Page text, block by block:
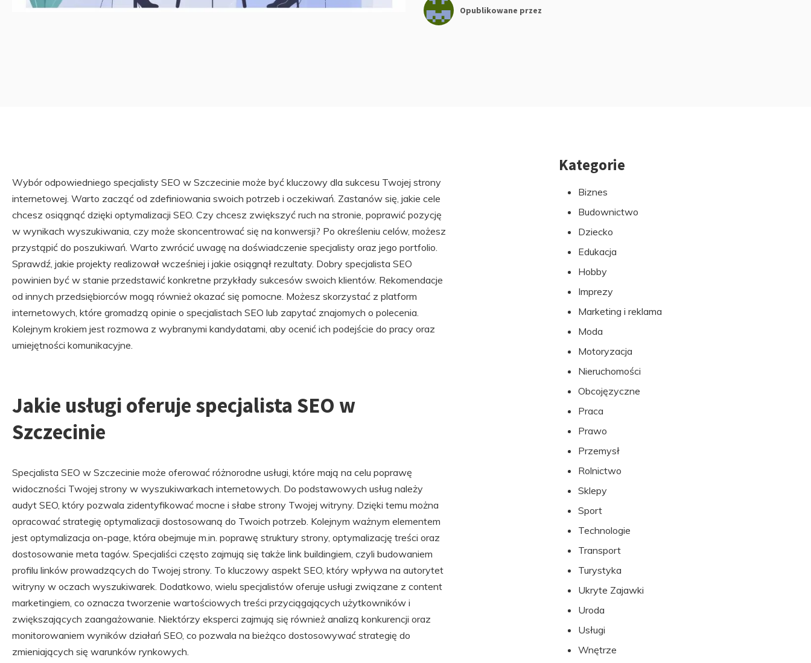
Opublikowane przez
Wybór odpowiedniego specjalisty SEO w Szczecinie może być kluczowy dla sukcesu Twojej strony
internetowej. Warto zacząć od zdefiniowania swoich potrzeb i oczekiwań. Zastanów się, jakie cele
chcesz osiągnąć dzięki optymalizacji SEO. Czy chcesz zwiększyć ruch na stronie, poprawić pozycję
w wynikach wyszukiwania, czy może skoncentrować się na konwersji? Po określeniu celów, możesz
przystąpić do poszukiwań. Warto zwrócić uwagę na doświadczenie specjalisty oraz jego portfolio.
Sprawdź, jakie projekty realizował wcześniej i jakie osiągnął rezultaty. Dobry specjalista SEO
powinien być w stanie przedstawić konkretne przykłady sukcesów swoich klientów. Rekomendacje
od innych przedsiębiorców mogą również okazać się pomocne. Możesz skorzystać z platform
internetowych, które gromadzą opinie o specjalistach SEO lub zapytać znajomych o polecenia.
Kolejnym krokiem jest rozmowa z wybranymi kandydatami, aby ocenić ich podejście do pracy oraz
umiejętności komunikacyjne.
Jakie usługi oferuje specjalista SEO w
Szczecinie
Specjalista SEO w Szczecinie może oferować różnorodne usługi, które mają na celu poprawę
widoczności Twojej strony w wyszukiwarkach internetowych. Do podstawowych usług należy
audyt SEO, który pozwala zidentyfikować mocne i słabe strony Twojej witryny. Dzięki temu można
opracować strategię optymalizacji dostosowaną do Twoich potrzeb. Kolejnym ważnym elementem
jest optymalizacja on-page, która obejmuje m.in. poprawę struktury strony, optymalizację treści oraz
dostosowanie meta tagów. Specjaliści często zajmują się także link buildingiem, czyli budowaniem
profilu linków prowadzących do Twojej strony. To kluczowy aspekt SEO, który wpływa na autorytet
witryny w oczach wyszukiwarek. Dodatkowo, wielu specjalistów oferuje usługi związane z content
marketingiem, co oznacza tworzenie wartościowych treści przyciągających użytkowników i
zwiększających zaangażowanie. Niektórzy eksperci zajmują się również analizą konkurencji oraz
monitorowaniem wyników działań SEO, co pozwala na bieżąco dostosowywać strategię do
zmieniających się warunków rynkowych.
PrzejdźKategorie
Biznes
Budownictwo
Dziecko
Edukacja
Hobby
Imprezy
Marketing i reklama
Moda
Motoryzacja
Nieruchomości
Obcojęzyczne
Praca
Prawo
Przemysł
Rolnictwo
Sklepy
Sport
Technologie
Transport
Turystyka
Ukryte Zajawki
Uroda
Usługi
Wnętrze